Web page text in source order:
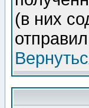
(в них